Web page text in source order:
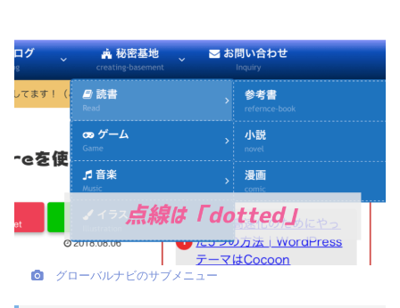
グローバルナビのサブメニュー